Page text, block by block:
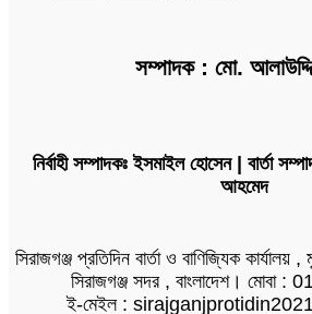
সম্পাদক : মো.
নির্বাহী সম্পাদকঃ ইসমাইল হোসেন | বার্তা
আহমেদ
সিরাজগঞ্জ প্রতিদিন বার্তা ও বাণিজ্যিক
সিরাজগঞ্জ সদর , বাংলাদেশ। মোবা
ই-মেইল :